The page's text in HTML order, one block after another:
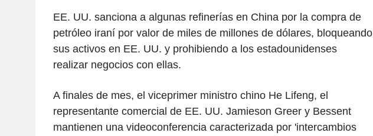
EE. UU. sanciona a algunas refinerías en China por la compra de
petróleo iraní por valor de miles de millones de dólares, bloqueando
sus activos en EE. UU. y prohibiendo a los estadounidenses
realizar negocios con ellas.
A finales de mes, el viceprimer ministro chino He Lifeng, el
representante comercial de EE. UU. Jamieson Greer y Bessent
mantienen una videoconferencia caracterizada por 'intercambios